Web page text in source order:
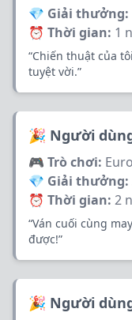
💎 Giải thưởng:
⏰ Thời gian: 1
“Chiến thuật của
tuyệt vời.”
🎉 Người
🎮 Trò chơi:
💎 Giải thưởng:
⏰ Thời gian: 2
“Ván cuối cùng
được!”
🎉 Người